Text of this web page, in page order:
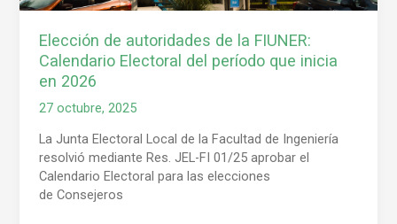
Elección de autoridades de la FIUNER:
Calendario Electoral del período que inicia
en 2026
27 octubre, 2025
La Junta Electoral Local de la Facultad de Ingeniería
resolvió mediante Res. JEL-FI 01/25 aprobar el
Calendario Electoral para las elecciones
de Consejeros
que
en
2026